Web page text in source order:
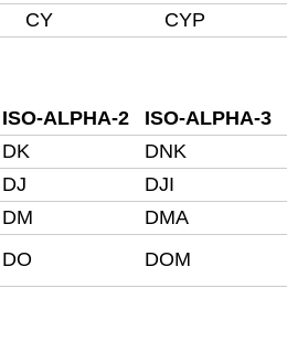
CY CYP
ISO-ALPHA-2 ISO-ALPHA-3
DK DNK
DJ DJI
DM DMA
DO DOM